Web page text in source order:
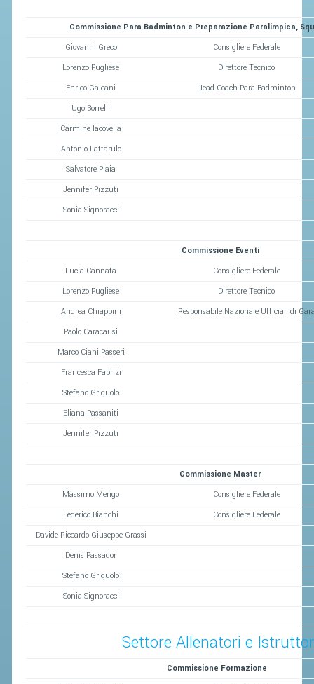
Commissione Para Badminton e Preparazione Paralimpica,
Giovanni Greco
Consigliere Federale
Lorenzo Pugliese
Direttore Tecnico
Enrico Galeani
Head Coach Para Badminton
Ugo Borrelli
Carmine Iacovella
Antonio Lattarulo
Salvatore Plaia
Jennifer Pizzuti
Sonia Signoracci
Commissione Eventi
Lucia Cannata
Consigliere Federale
Lorenzo Pugliese
Direttore Tecnico
Andrea Chiappini
Responsabile Nazionale Ufficiali di
Paolo Caracausi
Marco Ciani Passeri
Francesca Fabrizi
Stefano Griguolo
Eliana Passaniti
Jennifer Pizzuti
Commissione Master
Massimo Merigo
Consigliere Federale
Federico Bianchi
Consigliere Federale
Davide Riccardo Giuseppe Grassi
Denis Passador
Stefano Griguolo
Sonia Signoracci
Settore Allenatori e
Commissione Formazione